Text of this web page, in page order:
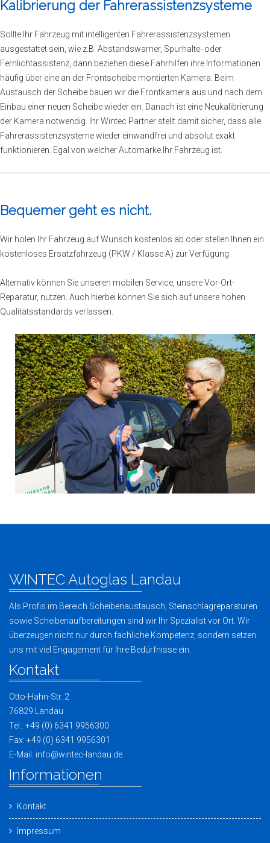
Kalibrierung der Fahrerassistenzsysteme
Sollte Ihr Fahrzeug mit intelligenten Fahrerassistenzsystemen
ausgestattet sein, wie z.B. Abstandswarner, Spurhalte- oder
Fernlichtassistenz, dann beziehen diese Fahrhilfen ihre Informationen
häufig über eine an der Frontscheibe montierten Kamera. Beim
Austausch der Scheibe bauen wir die Frontkamera aus und nach dem
Einbau einer neuen Scheibe wieder ein. Danach ist eine Neukalibrierung
der Kamera notwendig. Ihr Wintec Partner stellt damit sicher, dass alle
Fahrerassistenzsysteme wieder einwandfrei und absolut exakt
funktionieren. Egal von welcher Automarke Ihr Fahrzeug ist.
Bequemer geht es nicht.
Wir holen Ihr Fahrzeug auf Wunsch kostenlos ab oder stellen Ihnen ein
kostenloses Ersatzfahrzeug (PKW / Klasse A) zur Verfügung.
Alternativ können Sie unseren mobilen Service, unsere Vor-Ort-
Reparatur, nutzen. Auch hierbei können Sie sich auf unsere hohen
Qualitätsstandards verlassen.
WINTEC Autoglas Landau
Als Profis im Bereich Scheibenaustausch, Steinschlagreparaturen
sowie Scheibenaufbereitungen sind wir Ihr Spezialist vor Ort. Wir
überzeugen nicht nur durch fachliche Kompetenz, sondern setzen
uns mit viel Engagement für Ihre Bedürfnisse ein.
Kontakt
Otto-Hahn-Str. 2
76829 Landau
Tel.: +49 (0) 6341 9956300
Fax: +49 (0) 6341 9956301
E-Mail: info@wintec-landau.de
Informationen
Kontakt
Impressum